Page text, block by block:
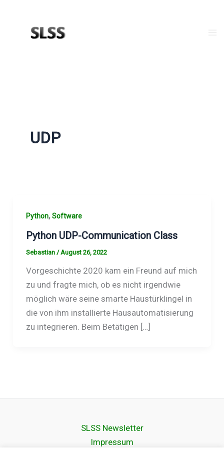
springen
UDP
Python,Software
Python UDP-Communication Class
Sebastian /August 26, 2022
Vorgeschichte 2020 kam ein Freund auf mich
zu und fragte mich, ob es nicht irgendwie
möglich wäre seine smarte Haustürklingel in
die von ihm installierte Hausautomatisierung
zu integrieren. Beim Betätigen […]
SLSS Newsletter
Impressum